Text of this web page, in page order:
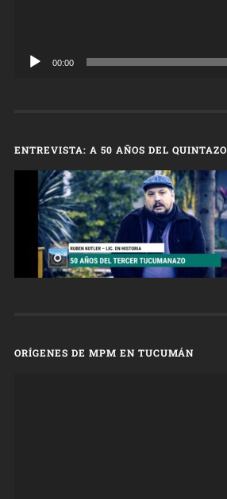
00:00
ENTREVISTA: A 50 AÑOS DEL QUINTAZO
ORÍGENES DE MPM EN TUCUMÁN